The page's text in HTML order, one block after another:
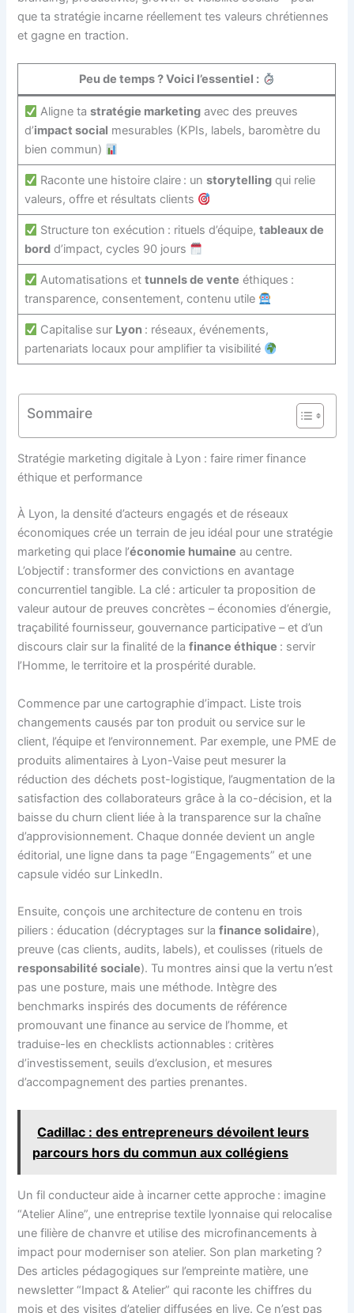
que ta stratégie incarne réellement tes valeurs chrétiennes
et gagne en traction.
Peu de temps ? Voici l’essentiel :
Aligne tastratégie marketing avec des preuves
d’impact social mesurables (KPIs, labels, baromètre du
bien commun)
Raconte une histoire claire : unstorytelling qui relie
valeurs, offre et résultats clients
Structure ton exécution : rituels d’équipe,tableaux de
bord d’impact, cycles 90 jours
Automatisations ettunnels de vente éthiques :
transparence, consentement, contenu utile
Capitalise sur Lyon : réseaux, événements,
partenariats locaux pour amplifier ta visibilité
Sommaire
Stratégie marketing digitale à Lyon : faire rimer finance
éthique et performance
À Lyon, la densité d’acteurs engagés et de réseaux
économiques crée un terrain de jeu idéal pour une stratégie
marketing qui place l’économie humaine au centre.
L’objectif : transformer des convictions en avantage
concurrentiel tangible. La clé : articuler ta proposition de
valeur autour de preuves concrètes – économies d’énergie,
traçabilité fournisseur, gouvernance participative – et d’un
discours clair sur la finalité de lafinance éthique : servir
l’Homme, le territoire et la prospérité durable.
Commence par une cartographie d’impact. Liste trois
changements causés par ton produit ou service sur le
client, l’équipe et l’environnement. Par exemple, une PME de
produits alimentaires à Lyon-Vaise peut mesurer la
réduction des déchets post-logistique, l’augmentation de la
satisfaction des collaborateurs grâce à la co-décision, et la
baisse du churn client liée à la transparence sur la chaîne
d’approvisionnement. Chaque donnée devient un angle
éditorial, une ligne dans ta page “Engagements” et une
capsule vidéo sur LinkedIn.
Ensuite, conçois une architecture de contenu en trois
piliers : éducation (décryptages sur lafinance solidaire),
preuve (cas clients, audits, labels), et coulisses (rituels de
responsabilité sociale). Tu montres ainsi que la vertu n’est
pas une posture, mais une méthode. Intègre des
benchmarks inspirés des documents de référence
promouvant une finance au service de l’homme, et
traduise-les en checklists actionnables : critères
d’investissement, seuils d’exclusion, et mesures
d’accompagnement des parties prenantes.
Cadillac : des entrepreneurs dévoilent leurs
parcours hors du commun aux collégiens
Un fil conducteur aide à incarner cette approche : imagine
“Atelier Aline”, une entreprise textile lyonnaise qui relocalise
une filière de chanvre et utilise des microfinancements à
impact pour moderniser son atelier. Son plan marketing ?
Des articles pédagogiques sur l’empreinte matière, une
newsletter “Impact & Atelier” qui raconte les chiffres du
mois et des visites d’atelier diffusées en live. Ce n’est pas